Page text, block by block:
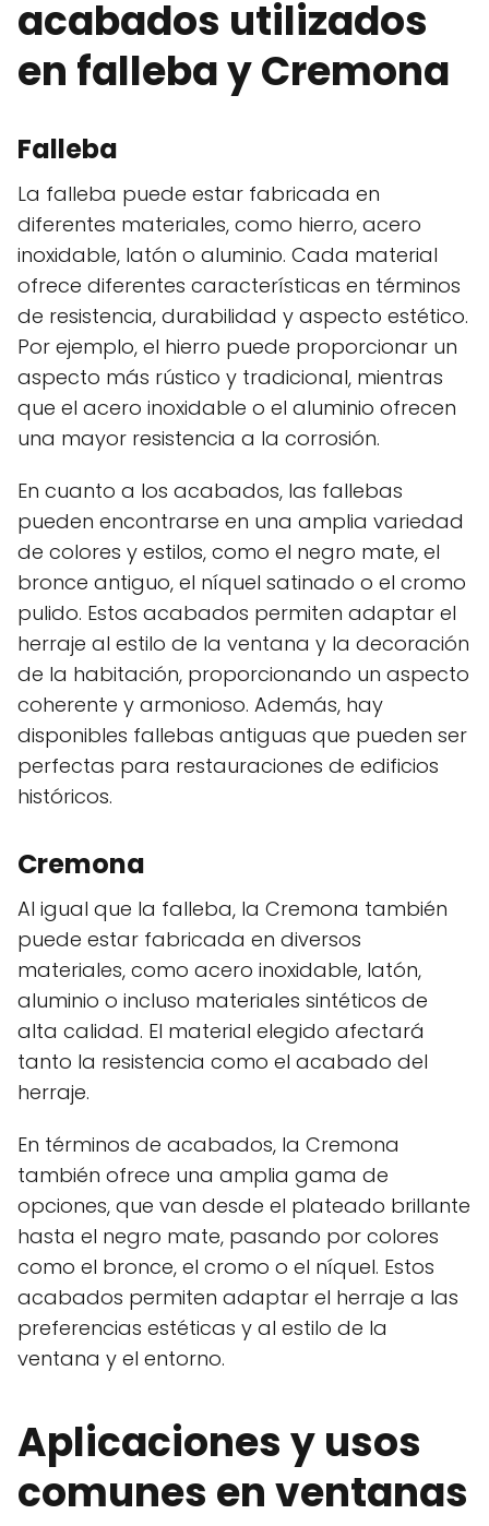
acabados utilizados
en falleba y Cremona
Falleba
La falleba puede estar fabricada en
diferentes materiales, como hierro, acero
inoxidable, latón o aluminio. Cada material
ofrece diferentes características en términos
de resistencia, durabilidad y aspecto estético.
Por ejemplo, el hierro puede proporcionar un
aspecto más rústico y tradicional, mientras
que el acero inoxidable o el aluminio ofrecen
una mayor resistencia a la corrosión.
En cuanto a los acabados, las fallebas
pueden encontrarse en una amplia variedad
de colores y estilos, como el negro mate, el
bronce antiguo, el níquel satinado o el cromo
pulido. Estos acabados permiten adaptar el
herraje al estilo de la ventana y la decoración
de la habitación, proporcionando un aspecto
coherente y armonioso. Además, hay
disponibles fallebas antiguas que pueden ser
perfectas para restauraciones de edificios
históricos.
Cremona
Al igual que la falleba, la Cremona también
puede estar fabricada en diversos
materiales, como acero inoxidable, latón,
aluminio o incluso materiales sintéticos de
alta calidad. El material elegido afectará
tanto la resistencia como el acabado del
herraje.
En términos de acabados, la Cremona
también ofrece una amplia gama de
opciones, que van desde el plateado brillante
hasta el negro mate, pasando por colores
como el bronce, el cromo o el níquel. Estos
acabados permiten adaptar el herraje a las
preferencias estéticas y al estilo de la
ventana y el entorno.
Aplicaciones y usos
comunes en ventanas